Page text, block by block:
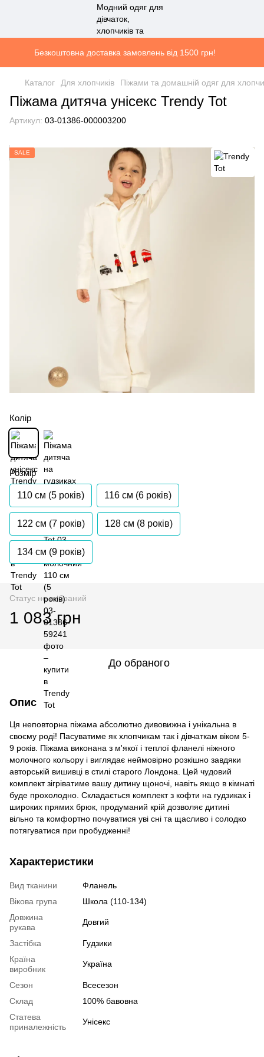
Безкоштовна доставка замовлень від 1500 грн!
Каталог Для хлопчиків Піжами та домашній одяг для
Піжама дитяча унісекс Trendy Tot
Артикул: 03-01386-000003200
SALE
Колір
Розмір
110 см (5 років) 116 см (6 років)
122 см (7 років) 128 см (8 років)
134 см (9 років)
Статус не вибраний
1 083 грн
До обраного
Опис
Ця неповторна піжама абсолютно дивовижна і унікальна в
своєму роді! Пасуватиме як хлопчикам так і дівчаткам віком 5-
9 років. Піжама виконана з м'якої і теплої фланелі ніжного
молочного кольору і виглядає неймовірно розкішно завдяки
авторській вишивці в стилі старого Лондона. Цей чудовий
комплект зігріватиме вашу дитину щоночі, навіть якщо в кімнаті
буде прохолодно. Складається комплект з кофти на гудзиках і
широких прямих брюк, продуманий крій дозволяє дитині
вільно та комфортно почуватися уві сні та щасливо і солодко
потягуватися при пробудженні!
Характеристики
Вид тканини
Фланель
Вікова група
Школа (110-134)
Довжина
рукава
Довгий
Застібка
Гудзики
Країна
виробник
Україна
Сезон
Всесезон
Склад
100% бавовна
Статева
приналежність
Унісекс